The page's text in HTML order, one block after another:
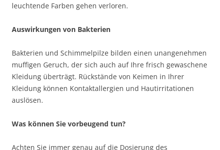
leuchtende Farben gehen verloren.
Auswirkungen von Bakterien
Bakterien und Schimmelpilze bilden einen unangenehmen
muffigen Geruch, der sich auch auf Ihre frisch gewaschene
Kleidung überträgt. Rückstände von Keimen in Ihrer
Kleidung können Kontaktallergien und Hautirritationen
auslösen.
Was können Sie vorbeugend tun?
Achten Sie immer genau auf die Dosierung des